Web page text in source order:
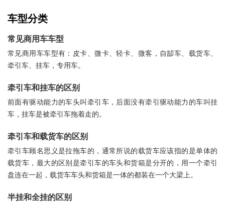
车型分类
常见商用车车型
常见商用车车型有：皮卡、微卡、轻卡、微客，自缷车、载货车、
牵引车、挂车，专用车。
牵引车和挂车的区别
前面有驱动能力的车头叫牵引车，后面没有牵引驱动能力的车叫挂
车，挂车是被牵引车拖着走的。
牵引车和载货车的区别
牵引车顾名思义是拉拖车的，通常所说的载货车应该指的是单体的
载货车，最大的区别是牵引车的车头和货箱是分开的，用一个牵引
盘连在一起，载货车车头和货箱是一体的都装在一个大梁上。
半挂和全挂的区别